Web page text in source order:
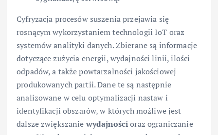
Cyfryzacja procesów suszenia przejawia się
rosnącym wykorzystaniem technologii IoT oraz
systemów analityki danych. Zbierane są informacje
dotyczące zużycia energii, wydajności linii, ilości
odpadów, a także powtarzalności jakościowej
produkowanych partii. Dane te są następnie
analizowane w celu optymalizacji nastaw i
identyfikacji obszarów, w których możliwe jest
dalsze zwiększaniewydajnościoraz ograniczanie